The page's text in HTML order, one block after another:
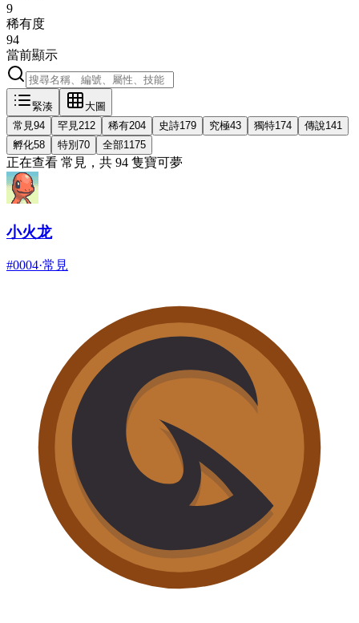
9
稀有度
94
當前顯示
緊湊
大圖
常見 94 罕見 212 稀有204 史詩179 究極43 獨特174 傳說141
孵化58 特別 70 全部1175
正在查看 常見，共 94 隻寶可夢
小火龙
#0004·常見